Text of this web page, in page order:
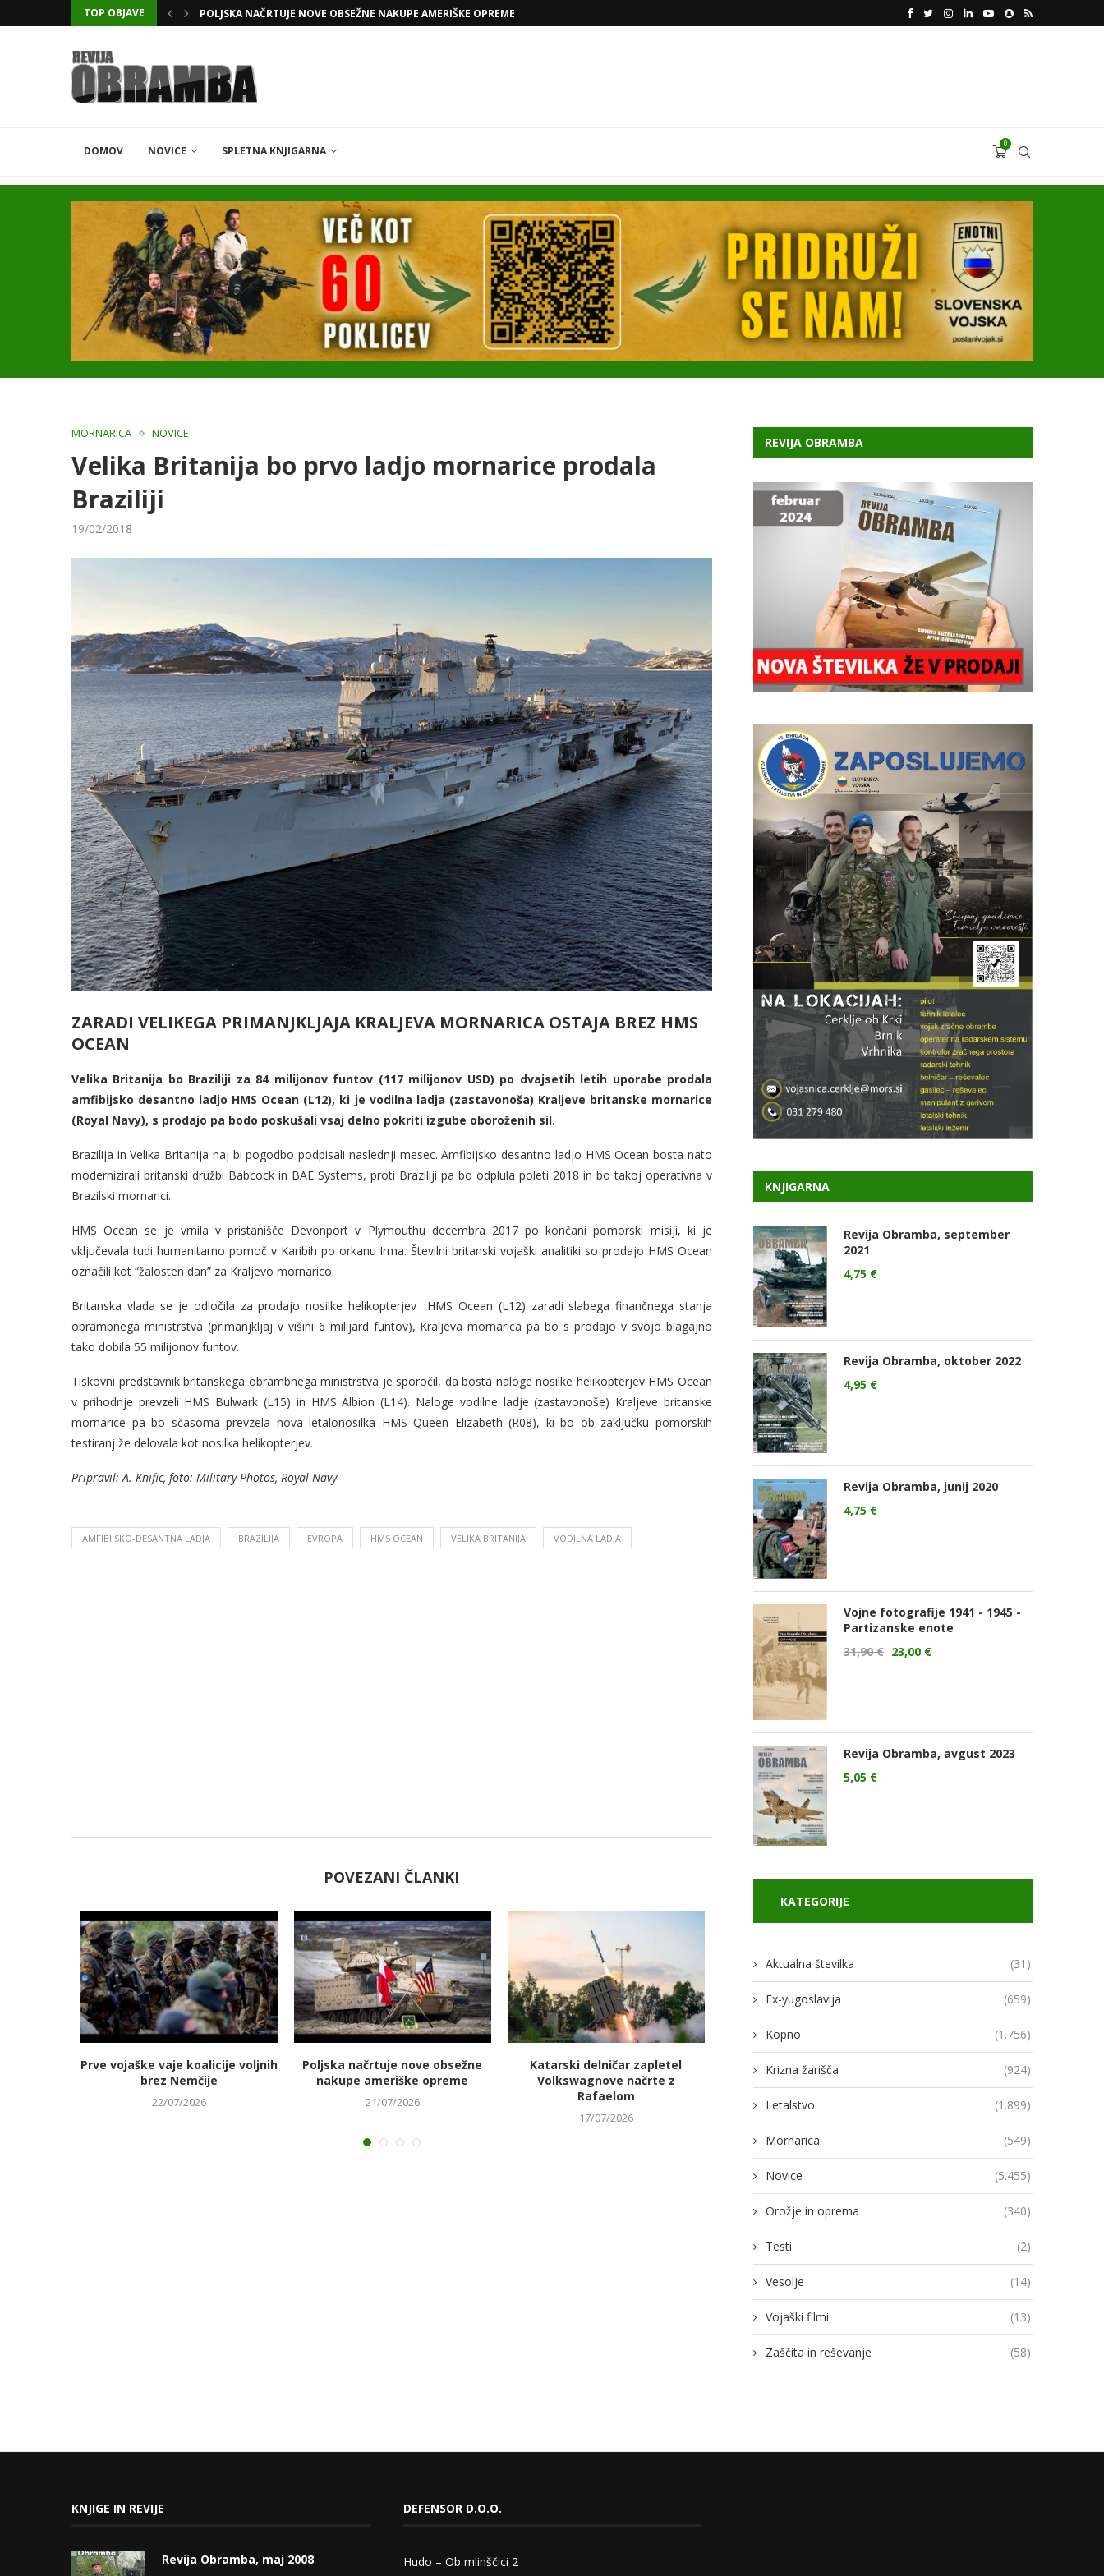
TOP OBJAVE KATARSKI DELNIČAR ZAPLETEL VOLKSWAGNOVE NAČRTE Z RAFAELOM VODJA UKROBORONPROMA HERMAN SMETANIN
DOMOV NOVICE SPLETNA KNJIGARNA
0
MORNARICA NOVICE
Velika Britanija bo prvo ladjo mornarice prodala
Braziliji
19/02/2018
ZARADI VELIKEGA PRIMANJKLJAJA KRALJEVA MORNARICA OSTAJA BREZ HMS
OCEAN
Velika Britanija bo Braziliji za 84 milijonov funtov (117 milijonov USD) po dvajsetih letih uporabe prodala
amfibijsko desantno ladjo HMS Ocean (L12), ki je vodilna ladja (zastavonoša) Kraljeve britanske mornarice
(Royal Navy), s prodajo pa bodo poskušali vsaj delno pokriti izgube oboroženih sil.
Brazilija in Velika Britanija naj bi pogodbo podpisali naslednji mesec. Amfibijsko desantno ladjo HMS Ocean bosta nato
modernizirali britanski družbi Babcock in BAE Systems, proti Braziliji pa bo odplula poleti 2018 in bo takoj operativna v
Brazilski mornarici.
HMS Ocean se je vrnila v pristanišče Devonport v Plymouthu decembra 2017 po končani pomorski misiji, ki je
vključevala tudi humanitarno pomoč v Karibih po orkanu Irma. Številni britanski vojaški analitiki so prodajo HMS Ocean
označili kot “žalosten dan” za Kraljevo mornarico.
Britanska vlada se je odločila za prodajo nosilke helikopterjev HMS Ocean (L12) zaradi slabega finančnega stanja
obrambnega ministrstva (primanjkljaj v višini 6 milijard funtov), Kraljeva mornarica pa bo s prodajo v svojo blagajno
tako dobila 55 milijonov funtov.
Tiskovni predstavnik britanskega obrambnega ministrstva je sporočil, da bosta naloge nosilke helikopterjev HMS Ocean
v prihodnje prevzeli HMS Bulwark (L15) in HMS Albion (L14). Naloge vodilne ladje (zastavonoše) Kraljeve britanske
mornarice pa bo sčasoma prevzela nova letalonosilka HMS Queen Elizabeth (R08), ki bo ob zaključku pomorskih
testiranj že delovala kot nosilka helikopterjev.
Pripravil: A. Knific, foto: Military Photos, Royal Navy
AMFIBIJSKO-DESANTNA LADJA BRAZILIJA EVROPA HMS OCEAN VELIKA BRITANIJA VODILNA LADJA
POVEZANI ČLANKI
Prve vojaške vaje koalicije voljnih
brez Nemčije
22/07/2026
Poljska načrtuje nove obsežne
nakupe ameriške opreme
21/07/2026
Katarski delničar zapletel
Volkswagnove načrte z
Rafaelom
17/07/2026
Vodja Ukroboronproma Herman
14/07/2026
Lovci rafale za Ukrajino
novimi gripni E
13/07/2026
REVIJA OBRAMBA
KNJIGARNA
Revija Obramba, september
2021
4,75 €
Revija Obramba, oktober 2022
4,95 €
Revija Obramba, junij 2020
4,75 €
Vojne fotografije 1941 - 1945 -
Partizanske enote
31,90€ 23,00 €
Revija Obramba, avgust 2023
5,05 €
KATEGORIJE
Aktualna številka (31)
Ex-yugoslavija (659)
Kopno (1.756)
Krizna žarišča (924)
Letalstvo (1.899)
Mornarica (549)
Novice (5.455)
Orožje in oprema (340)
Testi (2)
Vesolje (14)
Vojaški filmi (13)
Zaščita in reševanje (58)
KNJIGE IN REVIJE
Revija Obramba, maj 2008
DEFENSOR D.O.O.
Hudo – Ob mlinščici 2